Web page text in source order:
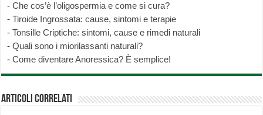
-Che cos’è l’oligospermia e come si cura?
-Tiroide Ingrossata: cause, sintomi e terapie
-Tonsille Criptiche: sintomi, cause e rimedi naturali
-Quali sono i miorilassanti naturali?
-Come diventare Anoressica? È semplice!
Articoli correlati